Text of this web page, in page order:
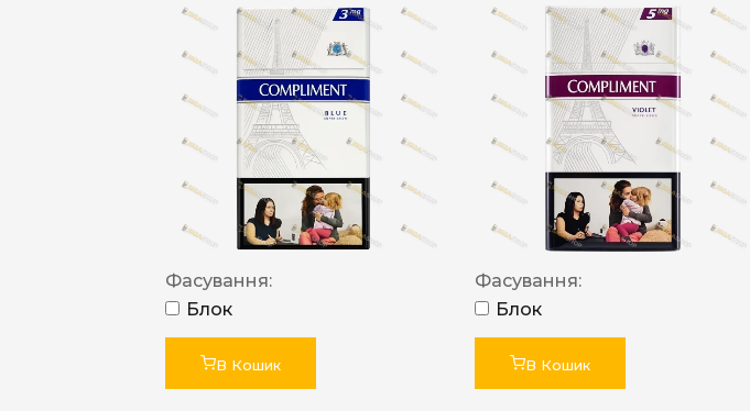
Фасування:
Блок
В Кошик
Фасування:
Блок
В Кошик